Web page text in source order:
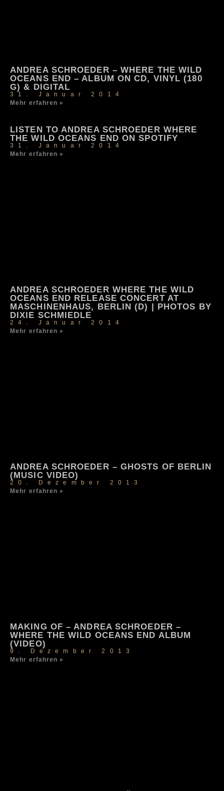
ANDREA SCHROEDER – WHERE THE WILD
OCEANS END – ALBUM ON CD, VINYL (180
G) & DIGITAL
31. Januar 2014
Mehr erfahren »
LISTEN TO ANDREA SCHROEDER WHERE
THE WILD OCEANS END ON SPOTIFY
31. Januar 2014
Mehr erfahren »
ANDREA SCHROEDER WHERE THE WILD
OCEANS END RELEASE CONCERT AT
MASCHINENHAUS, BERLIN (D) | PHOTOS BY
DIXIE SCHMIEDLE
24. Januar 2014
Mehr erfahren »
ANDREA SCHROEDER – GHOSTS OF BERLIN
(MUSIC VIDEO)
20. Dezember 2013
Mehr erfahren »
MAKING OF – ANDREA SCHROEDER –
WHERE THE WILD OCEANS END ALBUM
(VIDEO)
9. Dezember 2013
Mehr erfahren »